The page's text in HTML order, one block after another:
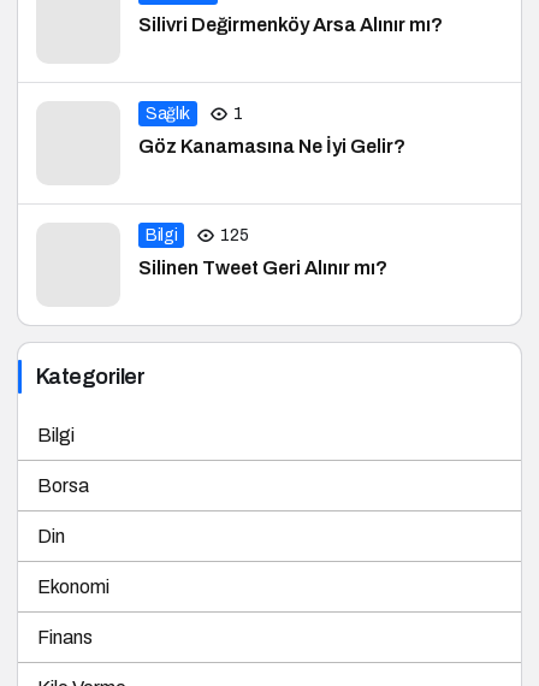
Silivri Değirmenköy Arsa Alınır mı?
Sağlık 1
Göz Kanamasına Ne İyi Gelir?
Bilgi 125
Silinen Tweet Geri Alınır mı?
Kategoriler
Bilgi
Borsa
Din
Ekonomi
Finans